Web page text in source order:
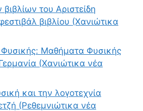
του Αριστείδη
βιβλίου (Χανιώτικα
Μαθήματα Φυσικής
(Χανιώτικα νέα
και την λογοτεχνία
(Ρεθεμνιώτικα νέα